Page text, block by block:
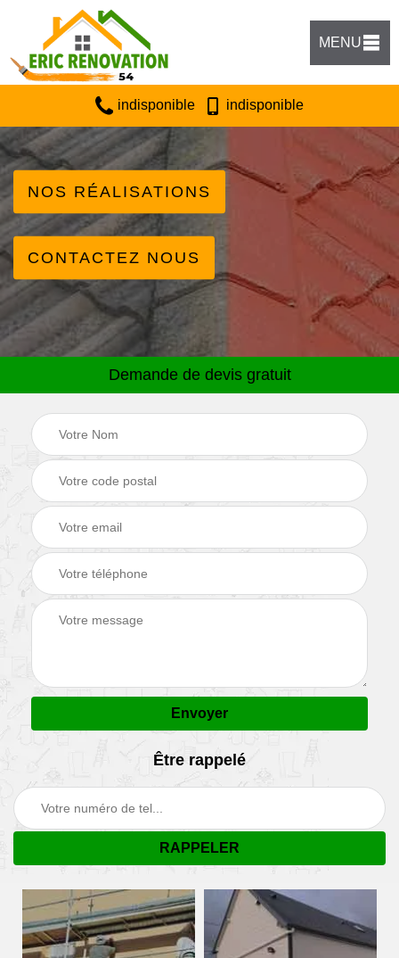
MENU
indisponible indisponible
NOS RÉALISATIONS
CONTACTEZ NOUS
Demande de devis gratuit
Être rappelé